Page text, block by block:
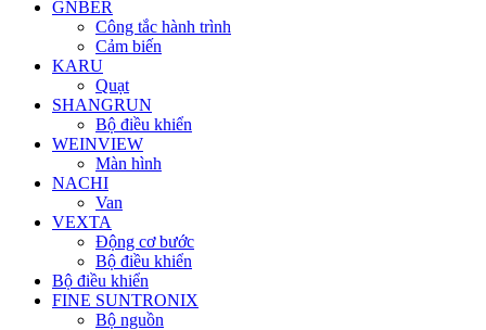
GNBER
Công tắc hành trình
Cảm biến
KARU
Quạt
SHANGRUN
Bộ điều khiển
WEINVIEW
Màn hình
NACHI
Van
VEXTA
Động cơ bước
Bộ điều khiển
Bộ điều khiển
FINE SUNTRONIX
Bộ nguồn